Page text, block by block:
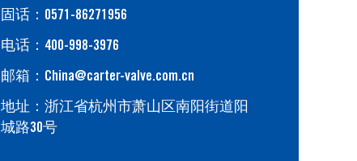
固话：0571-86271956
电话：400-998-3976
邮箱：China@carter-valve.com.cn
地址：浙江省杭州市萧山区南阳街道阳
城路30号